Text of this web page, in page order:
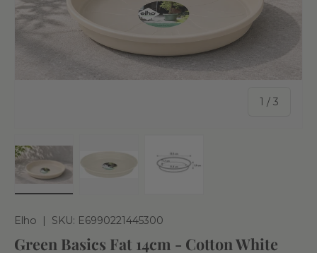
1 / av
3
Elho | SKU: E6990221445300
Green Basics Fat 14cm - Cotton White